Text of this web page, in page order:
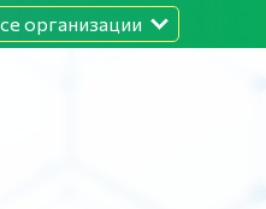
организации